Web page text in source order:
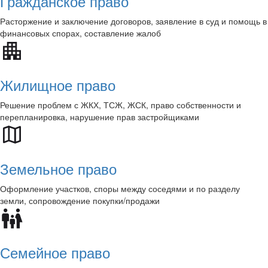
Расторжение и заключение договоров, заявление в суд и помощь в
финансовых спорах, составление жалоб
Жилищное право
Решение проблем с ЖКХ, ТСЖ, ЖСК, право собственности и
перепланировка, нарушение прав застройщиками
Земельное право
Оформление участков, споры между соседями и по разделу
земли, сопровождение покупки/продажи
Семейное право